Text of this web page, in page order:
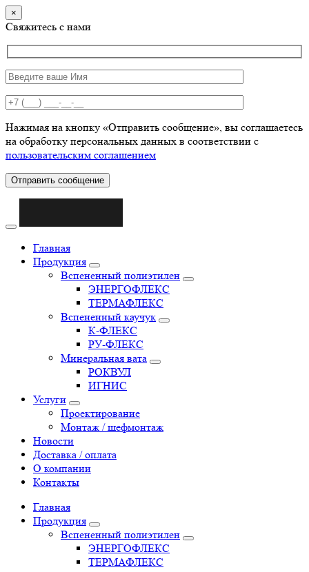
×
Свяжитесь с нами
Нажимая на кнопку «Отправить сообщение», вы соглашаетесь
на обработку персональных данных в соответствии с
пользовательским соглашением
Отправить сообщение
Главная
Продукция
Вспененный полиэтилен
ЭНЕРГОФЛЕКС
ТЕРМАФЛЕКС
Вспененный каучук
К-ФЛЕКС
РУ-ФЛЕКС
Минеральная вата
РОКВУЛ
ИГНИС
Услуги
Проектирование
Монтаж / шефмонтаж
Новости
Доставка / оплата
О компании
Контакты
Главная
Продукция
Вспененный полиэтилен
ЭНЕРГОФЛЕКС
ТЕРМАФЛЕКС